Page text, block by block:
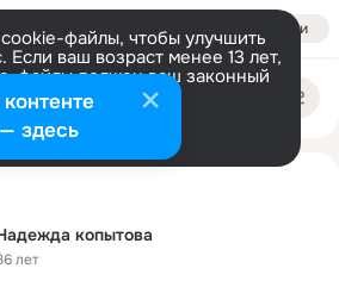
Войти
файлы, чтобы улучшить
Если ваш возраст менее 13 лет,
файлы должен ваш законный
Больше информации
Настроить
копытова
лет
здесь